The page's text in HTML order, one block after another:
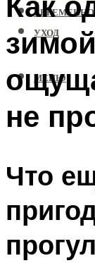
УХОД
МЕНЮ
не
Что